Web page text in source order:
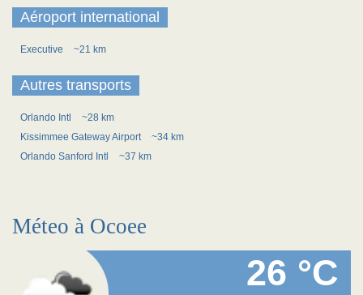
Aéroport international
Executive ~21 km
Autres transports
Orlando Intl
~28 km
Kissimmee Gateway Airport
~34 km
Orlando Sanford Intl
~37 km
Méteo à Ocoee
26 °C